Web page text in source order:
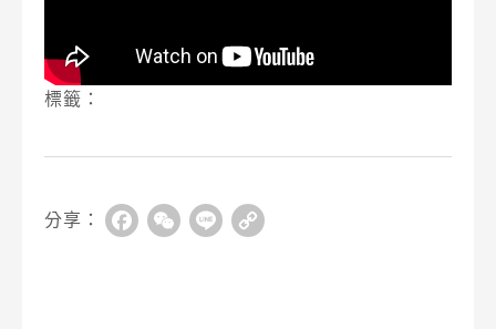
標籤：
分享： FacebookWeChat
Line